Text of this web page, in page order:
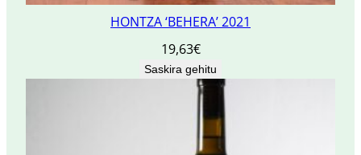
HONTZA ‘BEHERA’ 2021
19,63€
Saskira gehitu